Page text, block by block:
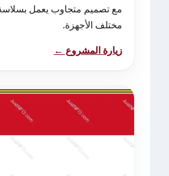
مع تصميم متجاوب يعمل
مختلف الأجهزة.
زيارة المشروع ←